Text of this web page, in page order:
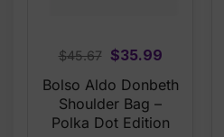
$45.67
Original
price
was:
$45.67.
$35.99Current
price
$35.99.
Bolso Aldo Donbeth
Shoulder Bag –
Polka Dot Edition